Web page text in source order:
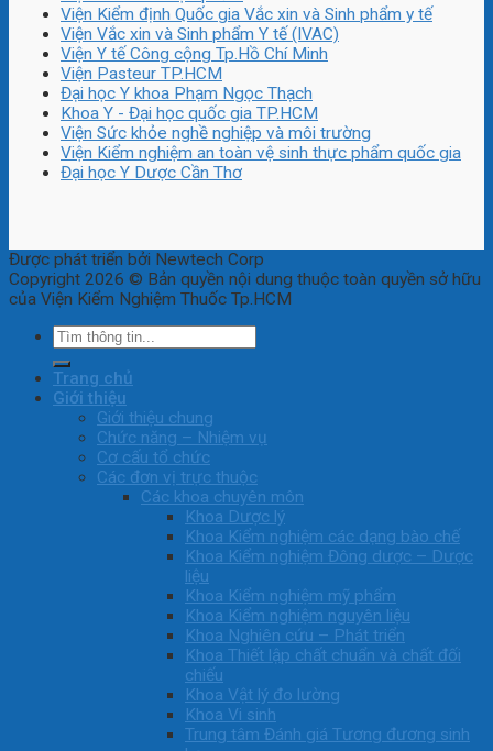
Viện Kiểm định Quốc gia Vắc xin và Sinh phẩm y tế
Viện Vắc xin và Sinh phẩm Y tế (IVAC)
Viện Y tế Công cộng Tp.Hồ Chí Minh
Viện Pasteur TP.HCM
Đại học Y khoa Phạm Ngọc Thạch
Khoa Y - Đại học quốc gia TP.HCM
Viện Sức khỏe nghề nghiệp và môi trường
Viện Kiểm nghiệm an toàn vệ sinh thực phẩm quốc gia
Đại học Y Dược Cần Thơ
Được phát triển bởi Newtech Corp
Copyright 2026 © Bản quyền nội dung thuộc toàn quyền sở hữu
của Viện Kiểm Nghiệm Thuốc Tp.HCM
Trang chủ
Giới thiệu
Giới thiệu chung
Chức năng – Nhiệm vụ
Cơ cấu tổ chức
Các đơn vị trực thuộc
Các khoa chuyên môn
Khoa Dược lý
Khoa Kiểm nghiệm các dạng bào chế
Khoa Kiểm nghiệm Đông dược – Dược
liệu
Khoa Kiểm nghiệm mỹ phẩm
Khoa Kiểm nghiệm nguyên liệu
Khoa Nghiên cứu – Phát triển
Khoa Thiết lập chất chuẩn và chất đối
chiếu
Khoa Vật lý đo lường
Khoa Vi sinh
Trung tâm Đánh giá Tương đương sinh